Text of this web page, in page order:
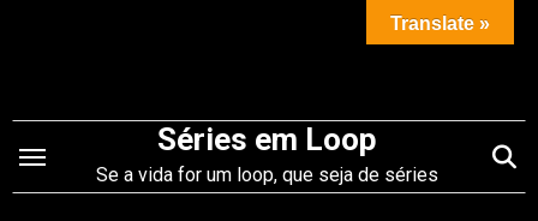
conteúdo
Séries em Loop
Se a vida for um loop, que seja de séries
Translate »